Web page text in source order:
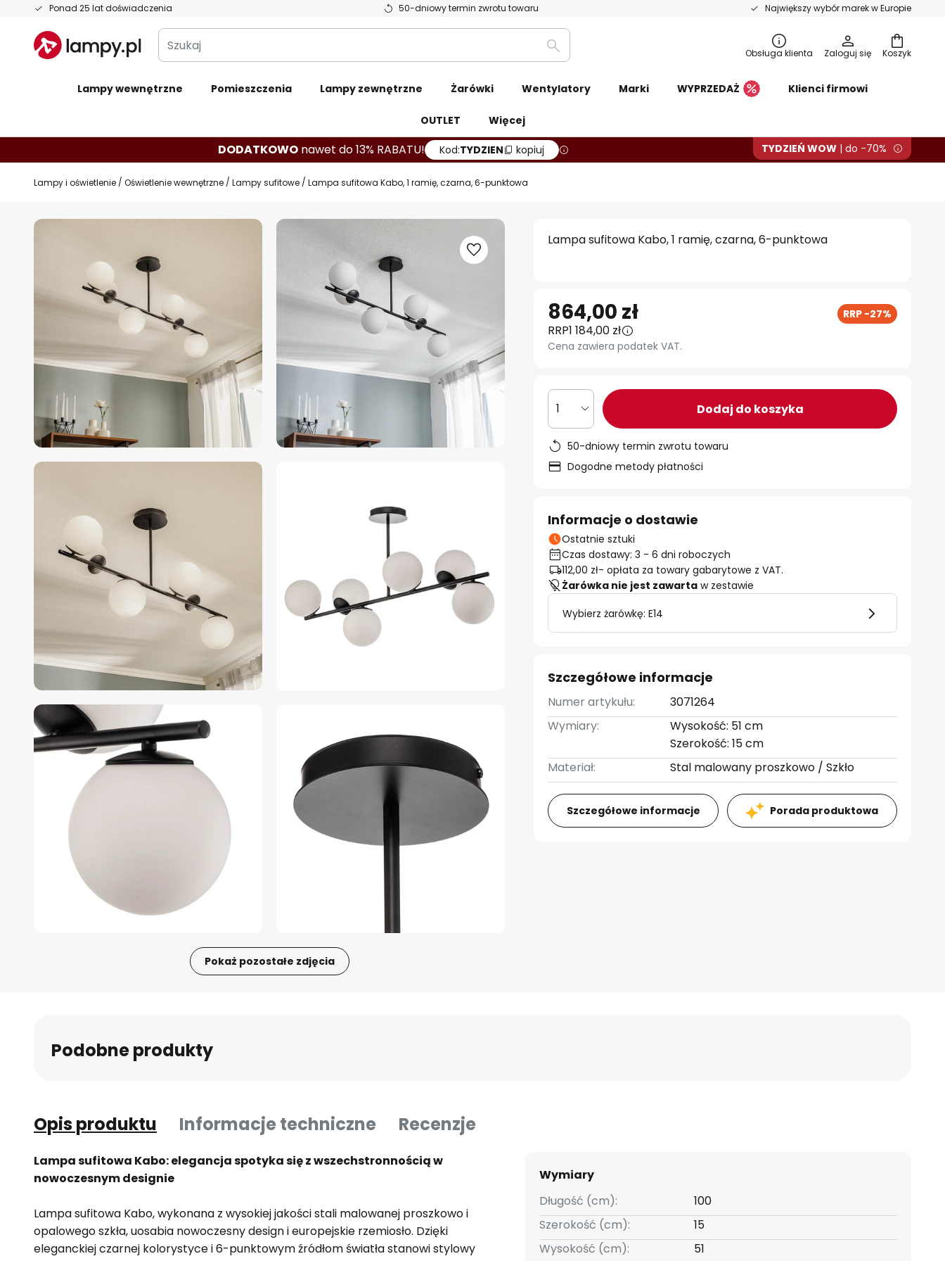
Ponad 25 lat doświadczenia 50-dniowy termin zwrotu towaru Największy wybór marek w Europie
Przejdź
treści
Koszyk
Szukaj
Szukaj
Obsługa klienta Zaloguj się
Lampy wewnętrzne Pomieszczenia Lampy zewnętrzne Żarówki Wentylatory Marki WYPRZEDAŻ Klienci firmowi
OUTLET Więcej
DODATKOWO nawet do 13% RABATU! Kod:TYDZIEN kopiuj TYDZIEŃ WOW | do -70%
Lampy i oświetlenie Oświetlenie wewnętrzne Lampy sufitowe Lampa sufitowa Kabo, 1 ramię, czarna, 6-punktowa
Przejdź
Pokaż pozostałe zdjęcia
Lampa sufitowa Kabo, 1 ramię, czarna, 6-punktowa
864,00 zł RRP -27%
RRP1 184,00 zł
Cena zawiera podatek VAT.
1 Dodaj do koszyka
50-dniowy termin zwrotu towaru
Dogodne metody płatności
Informacje o dostawie
Ostatnie sztuki
Czas dostawy: 3 - 6 dni roboczych
112,00 zł- opłata za towary gabarytowe z VAT.
Żarówka nie jest zawarta w zestawie
Wybierz żarówkę: E14
Szczegółowe informacje
Numer artykułu:
3071264
Wymiary:
Wysokość: 51 cm
Szerokość: 15 cm
Materiał:
Stal malowany proszkowo / Szkło
Szczegółowe informacje Porada produktowa
Podobne produkty
Opis produktu Informacje techniczne Recenzje
Lampa sufitowa Kabo: elegancja spotyka się z wszechstronnością w
nowoczesnym designie
Lampa sufitowa Kabo, wykonana z wysokiej jakości stali malowanej proszkowo i
opalowego szkła, uosabia nowoczesny design i europejskie rzemiosło. Dzięki
eleganckiej czarnej kolorystyce i 6-punktowym źródłom światła stanowi stylowy
Wymiary
Długość (cm):
100
Szerokość (cm):
15
Wysokość (cm):
51